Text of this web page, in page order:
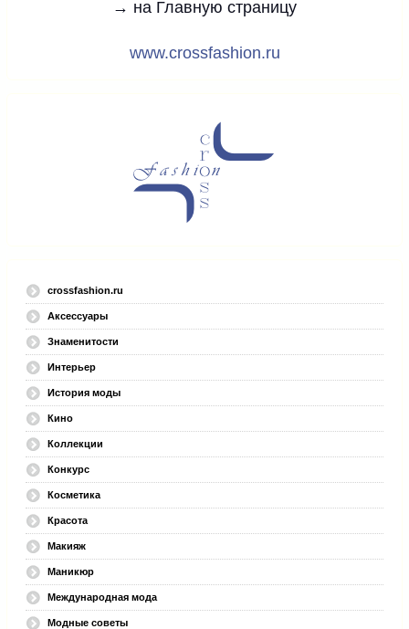
→ на Главную страницу
www.crossfashion.ru
crossfashion.ru
Аксессуары
Знаменитости
Интерьер
История моды
Кино
Коллекции
Конкурс
Косметика
Красота
Макияж
Маникюр
Международная мода
Модные советы